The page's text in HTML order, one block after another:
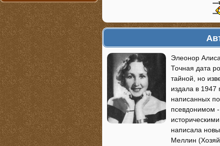
Элеонор
Точная дата
тайной, но
издала в 1947
написанных
псевдонимом -
написала
Меллин